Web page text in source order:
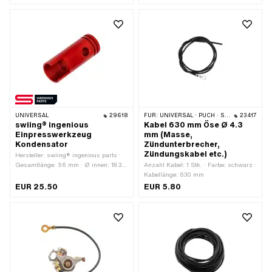
UNIVERSAL 29618
swiing® ingenious
Einpresswerkzeug
Kondensator
Hersteller: swiing® ingenious parts ·
Gesamtlänge: 56 mm · Ø innen: 18.3
Anwendungsbereich: Spezialwerkzeug
EUR 25.50
FÜR: UNIVERSAL · PUCH · SACHS · PIAGGIO · ZÜNDAPP BELMONDO · SOLEX · KREIDLER 23417
Kabel 630 mm Öse Ø 4.3
mm (Masse,
Zündunterbrecher,
Zündungskabel etc.)
Anzahl Kabel: 1 Stk. · Farbe: schwarz ·
Kabellänge: 630 mm
EUR 5.80